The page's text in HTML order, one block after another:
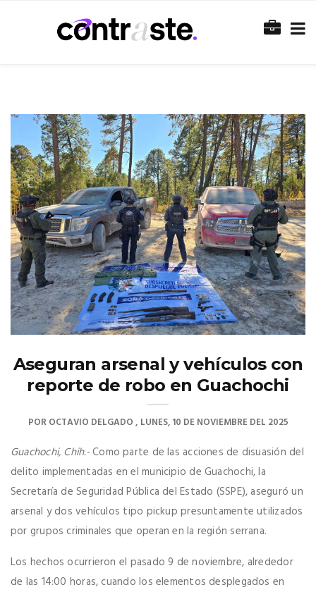
Aseguran arsenal y vehículos con
reporte de robo en Guachochi
POROCTAVIO DELGADO LUNES, 10 DE NOVIEMBRE DEL 2025
Guachochi, Chih.-Como parte de las acciones de disuasión del
delito implementadas en el municipio de Guachochi, la
Secretaría de Seguridad Pública del Estado (SSPE), aseguró un
arsenal y dos vehículos tipo pickup presuntamente utilizados
por grupos criminales que operan en la región serrana.
Los hechos ocurrieron el pasado 9 de noviembre, alrededor
de las 14:00 horas, cuando los elementos desplegados en